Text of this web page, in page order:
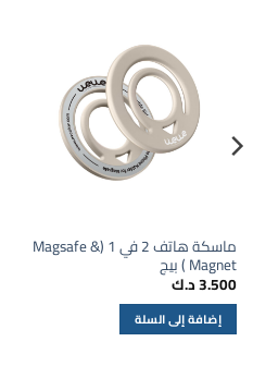
ماسكة هاتف 2 في 1 (Magsafe &
Magnet ) بيج
3.500د.ك
إضافة إلى السلة